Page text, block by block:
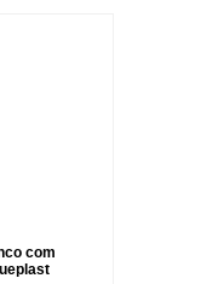
com